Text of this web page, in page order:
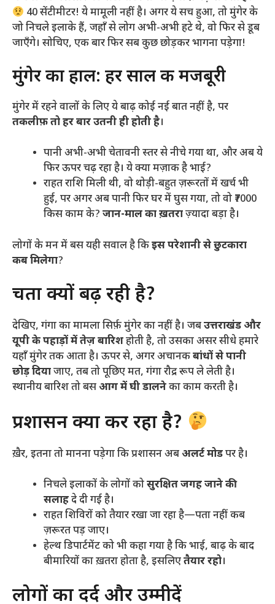
40 सेंटीमीटर! ये मामूली नहीं है। अगर ये सच हुआ, तो मुंगेर के
जो निचले इलाके हैं, जहाँ से लोग अभी-अभी हटे थे, वो फिर से डूब
जाएँगे। सोचिए, एक बार फिर सब कुछ छोड़कर भागना पड़ेगा!
​मुंगेर का हाल: हर साल की मजबूरी
​मुंगेर में रहने वालों के लिए ये बाढ़ कोई नई बात नहीं है, पर
तकलीफ़ तो हर बार उतनी ही होती है।
​पानी अभी-अभी चेतावनी स्तर से नीचे गया था, और अब ये
फिर ऊपर चढ़ रहा है। ये क्या मज़ाक है भाई?
​राहत राशि मिली थी, वो थोड़ी-बहुत ज़रूरतों में खर्च भी
हुई, पर अगर अब पानी फिर घर में घुस गया, तो वो ₹7000
किस काम के? जान-माल का ख़तराज़्यादा बड़ा है।
​लोगों के मन में बस यही सवाल है किइस परेशानी से छुटकारा
कब मिलेगा?
​चिंता क्यों बढ़ रही है?
​देखिए, गंगा का मामला सिर्फ़ मुंगेर का नहीं है। जबउत्तराखंड और
यूपी के पहाड़ों में तेज़ बारिशहोती है, तो उसका असर सीधे हमारे
यहाँ मुंगेर तक आता है। ऊपर से, अगर अचानकबांधों से पानी
छोड़ दियाजाए, तब तो पूछिए मत, गंगा रौद्र रूप ले लेती है।
स्थानीय बारिश तो बसआग में घी डालनेका काम करती है।
​प्रशासन क्या कर रहा है?
​ख़ैर, इतना तो मानना पड़ेगा कि प्रशासन अबअलर्ट मोडपर है।
​निचले इलाकों के लोगों कोसुरक्षित जगह जाने की
सलाहदे दी गई है।
​राहत शिविरों को तैयार रखा जा रहा है—पता नहीं कब
ज़रूरत पड़ जाए।
​हेल्थ डिपार्टमेंट को भी कहा गया है कि भाई, बाढ़ के बाद
बीमारियों का ख़तरा होता है, इसलिएतैयार रहो।
​लोगों का दर्द और उम्मीदें